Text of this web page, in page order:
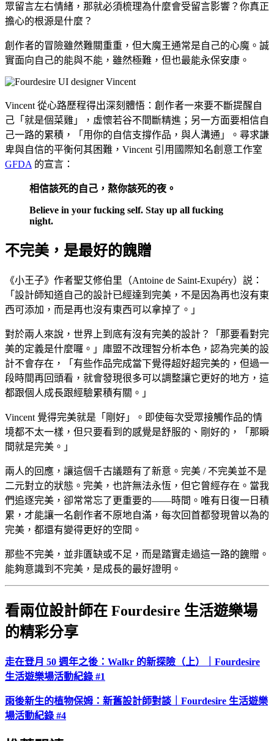
眾留言左右情緒，那就必須梳理為什麼會受留言影響？你真正
擔心的根源是什麼？
創作者的冒險雖然難關重重，但大魔王通常是自己的心魔。誠
實面向自己的能與不能，雖然極難，但也最能永保安康。
Vincent 從心路歷程得出深刻體悟：創作者一來要不斷提醒自
己「就是個菜雞」，虛懷若谷不間斷精進；另一方面要相信自
己一路的累積，「用你的自信支撐作品，與人溝通」。尋求謙
卑與自信的平衡何其困難，Vincent 引用國際知名創意工作室
GFDA 的宣言：
相信該死的自己，熬你該死的夜。
Believe in your fucking self. Stay up all fucking
night.
不完美，是最好的餽贈
《小王子》作者聖艾修伯里（Antoine de Saint-Exupéry）説：
「設計師知道自己的設計已經達到完美，不是因為再也沒有東
西可添加，而是再也沒有東西可以拿掉了。」
對於兩人來說，世界上到底有沒有完美的設計？「那要看對完
美的定義是什麼囉。」庫盟不改理智分析本色，認為完美的設
計不會存在，「有些作品完成當下覺得超好超完美的，但過一
段時間再回頭看，就會發現很多可以調整讓它更好的地方，這
都跟個人成長跟經驗累積有關。」
Vincent 覺得完美就是「剛好」。即使每次受眾接觸作品的情
境都不太一樣，但只要看到的感覺是舒服的、剛好的，「那瞬
間就是完美。」
兩人的回應，讓這個千古議題有了新意。完美 / 不完美並不是
二元對立的狀態。完美，也許無法永恆，但它曾經存在。當我
們追逐完美，卻常常忘了更重要的——時間。唯有日復一日積
累，才能讓一名創作者不原地自滿，每次回首都發現曾以為的
完美，都還有變得更好的空間。
那些不完美，並非匱缺或不足，而是踏實走過這一路的餽贈。
能夠意識到不完美，是成長的最好證明。
看兩位設計師在 Fourdesire 生活遊樂場
的精彩分享
走在登月 50 週年之後：Walkr 的新探險（上）｜Fourdesire
生活遊樂場活動紀錄 #1
雨後新生的植物保姆：新舊設計師對談｜Fourdesire 生活遊樂
場活動紀錄 #4